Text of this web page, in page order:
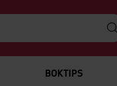
BOKTIPS